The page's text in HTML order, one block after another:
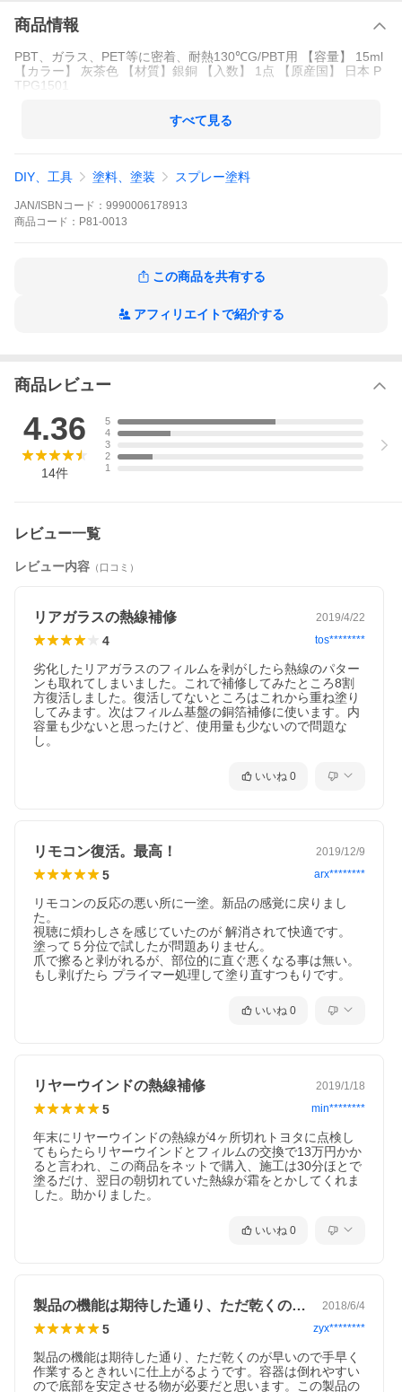
商品情報
PBT、ガラス、PET等に密着、耐熱130℃G/PBT用 【容量】 15ml
【カラー】 灰茶色 【材質】銀銅 【入数】 1点 【原産国】 日本 P
TPG1501
すべて見る
DIY、工具 塗料、塗装 スプレー塗料
JAN/ISBNコード： 9990006178913
商品 コード： P81-0013
この商品を共有する
アフィリエイトで紹介する
商品レビュー
4.36
14件
5
4
3
2
1
レビュー一覧
レビュー内容 （口コミ）
リアガラスの熱線補修 2019/4/22
4 tos********
劣化したリアガラスのフィルムを剥がしたら熱線のパター
ンも取れてしまいました。これで補修してみたところ8割
方復活しました。復活してないところはこれから重ね塗り
してみます。次はフィルム基盤の銅箔補修に使います。内
容量も少ないと思ったけど、使用量も少ないので問題な
し。
いいね 0
リモコン復活。最高！ 2019/12/9
5 arx********
リモコンの反応の悪い所に一塗。新品の感覚に戻りまし
た。
視聴に煩わしさを感じていたのが 解消されて快適です。
塗って５分位で試したが問題ありません。
爪で擦ると剥がれるが、部位的に直ぐ悪くなる事は無い。
もし剥げたら プライマー処理して塗り直すつもりです。
いいね 0
リヤーウインドの熱線補修 2019/1/18
5 min********
年末にリヤーウインドの熱線が4ヶ所切れトヨタに点検し
てもらたらリヤーウインドとフィルムの交換で13万円かか
ると言われ、この商品をネットで購入、施工は30分ほとで
塗るだけ、翌日の朝切れていた熱線が霜をとかしてくれま
した。助かりました。
いいね 0
製品の機能は期待した通り、ただ乾くのが… 2018/6/4
5 zyx********
製品の機能は期待した通り、ただ乾くのが早いので手早く
作業するときれいに仕上がるようです。容器は倒れやすい
ので底部を安定させる物が必要だと思います。この製品の